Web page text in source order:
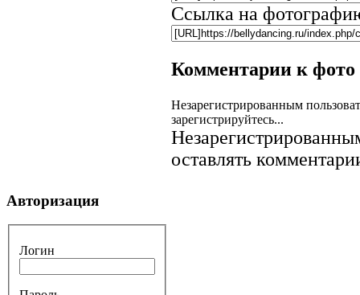
Ссылка на
Комментарии к фото
Незарегистрированным
зарегистрируйтесь...
оставлять
Авторизация
Логин